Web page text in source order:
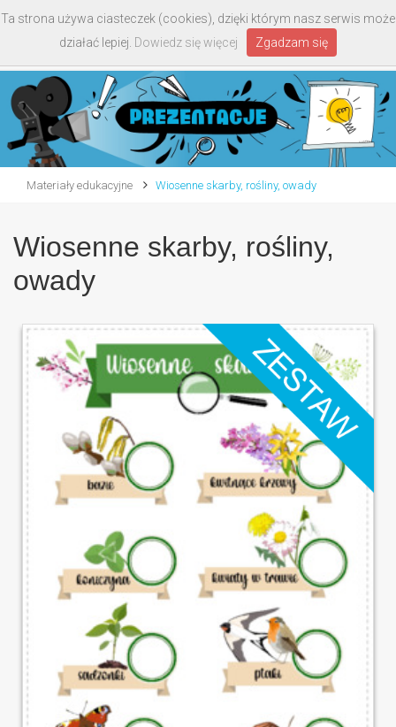
Materiały edukacyjne Wiosenne skarby, rośliny, owady
Wiosenne skarby, rośliny,
owady
Ta strona używa ciasteczek (cookies), dzięki którym nasz serwis może
działać lepiej. Dowiedz się więcej Zgadzam się